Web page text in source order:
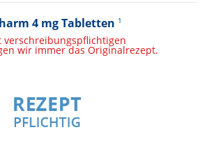
4 mg Tabletten 1
verschreibungspflichtigen
wir immer das Originalrezept.